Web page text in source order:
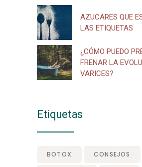
AZUCARES QUE
LAS ETIQUETAS
¿CÓMO PUEDO
FRENAR LA
VARICES?
Etiquetas
BOTOX CONSEJOS